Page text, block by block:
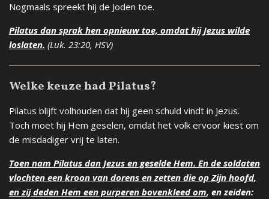
Nogmaals spreekt hij de Joden toe.
Pilatus dan sprak hen opnieuw toe, omdat hij Jezus wilde
loslaten. (Luk. 23:20, HSV)
Welke keuze had Pilatus?
Pilatus blijft volhouden dat hij geen schuld vindt in Jezus.
Toch moet hij Hem geselen, omdat het volk ervoor kiest om
de misdadiger vrij te laten.
Toen nam Pilatus dan Jezus en geselde Hem. En de soldaten
vlochten een kroon van dorens en zetten die op Zijn hoofd,
en zij deden Hem een purperen bovenkleed om, en zeiden: